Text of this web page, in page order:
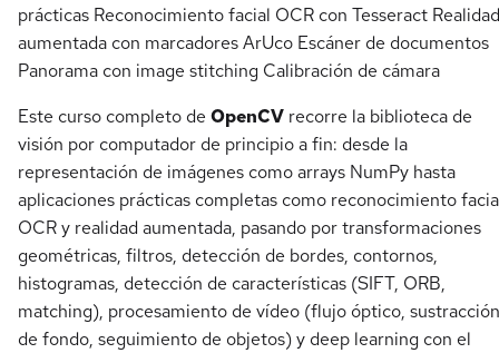
prácticas Reconocimiento facial OCR con Tesseract Realidad
aumentada con marcadores ArUco Escáner de documentos
Panorama con image stitching Calibración de cámara
Este curso completo de OpenCV recorre la biblioteca de
visión por computador de principio a fin: desde la
representación de imágenes como arrays NumPy hasta
aplicaciones prácticas completas como reconocimiento
OCR y realidad aumentada, pasando por transformaciones
geométricas, filtros, detección de bordes, contornos,
histogramas, detección de características (SIFT, ORB,
matching), procesamiento de vídeo (flujo óptico, sustracción
de fondo, seguimiento de objetos) y deep learning con el